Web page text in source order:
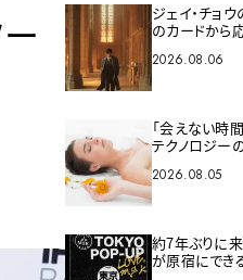
ジェイ・チョ
のカードから
2026.08.06
「会えない時
テクノロジー
2026.08.05
約7年ぶりに
が原宿にでき